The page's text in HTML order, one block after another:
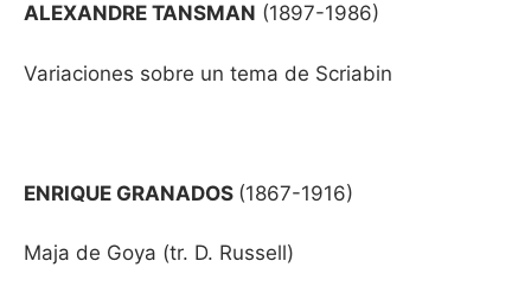
ALEXANDRE TANSMAN (1897-1986)
Variaciones sobre un tema de Scriabin
ENRIQUE GRANADOS (1867-1916)
Maja de Goya (tr. D. Russell)